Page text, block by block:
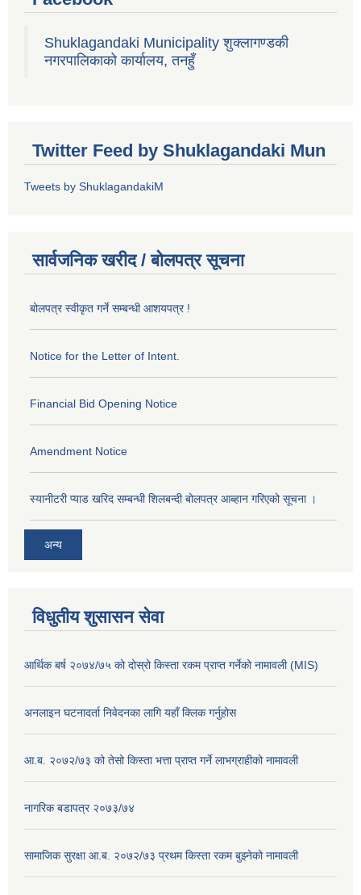
Shuklagandaki Municipality शुक्लागण्डकी
नगरपालिकाको कार्यालय, तनहुँ
Twitter Feed by Shuklagandaki Mun
Tweets by ShuklagandakiM
सार्वजनिक खरीद / बोलपत्र सूचना
बोलपत्र स्वीकृत गर्ने सम्बन्धी आशयपत्र !
Notice for the Letter of Intent.
Financial Bid Opening Notice
Amendment Notice
स्यानीटरी प्याड खरिद सम्बन्धी शिलबन्दी बोलपत्र आब्हान गरिएको सूचना ।
अन्य
विधुतीय शुसासन सेवा
आर्थिक बर्ष २०७४/७५ को दोस्रो किस्ता रकम प्राप्त गर्नेको नामावली (MIS)
अनलाइन घटनादर्ता निवेदनका लागि यहाँ क्लिक गर्नुहोस
आ.ब. २०७२/७३ को तेसो किस्ता भत्ता प्राप्त गर्ने लाभग्राहीको नामावली
नागरिक बडापत्र २०७३/७४
सामाजिक सुरक्षा आ.ब. २०७२/७३ प्रथम किस्ता रकम बुझ्नेको नामावली